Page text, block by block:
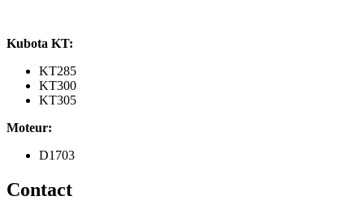
Kubota KT:
KT285
KT300
KT305
Moteur:
D1703
Contact